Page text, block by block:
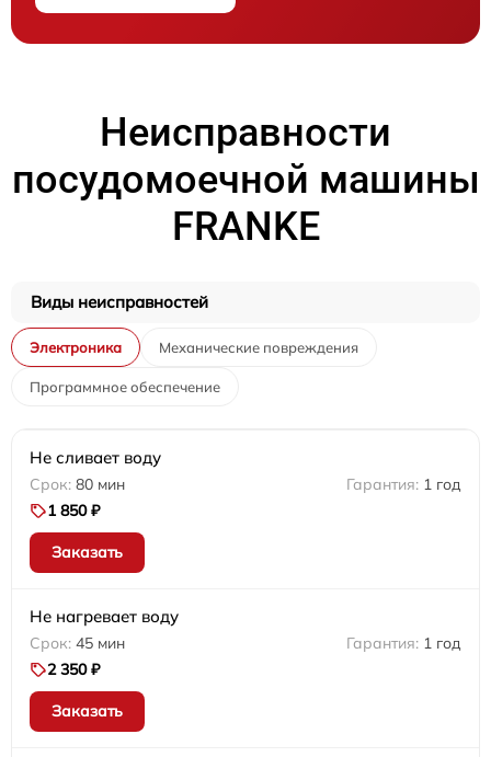
Неисправности
посудомоечной машины
FRANKE
Виды неисправностей
Электроника Механические повреждения
Программное обеспечение
Не сливает воду
80 мин
1 год
1 850 ₽
Заказать
Не нагревает воду
45 мин
1 год
2 350 ₽
Заказать